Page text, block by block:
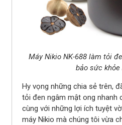
Máy Nikio NK-688 làm tỏi
bảo sức khỏe
Hy vọng những chia sẻ trên,
tỏi đen ngâm mật ong nhanh
cùng với những lợi ích tuyệt
máy Nikio mà chúng tôi vừa